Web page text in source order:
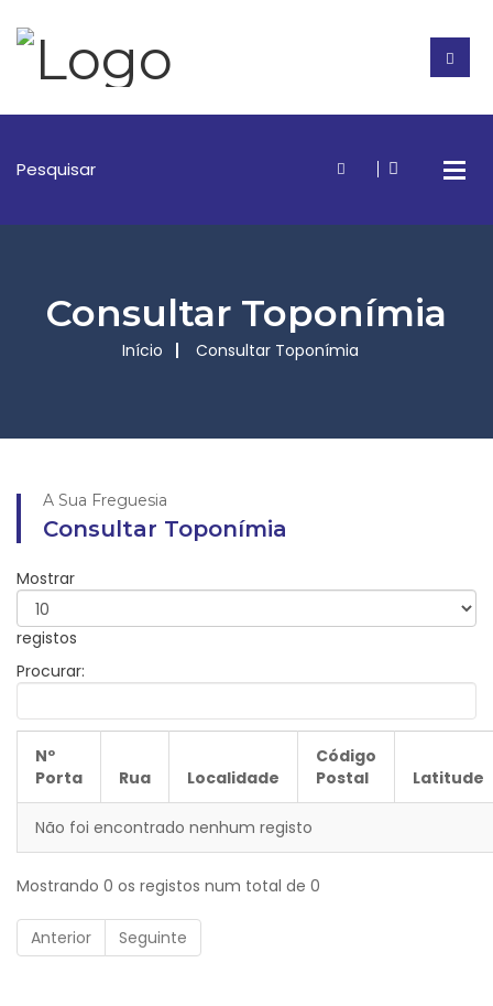
Consultar Toponímia
Início Consultar Toponímia
A Sua Freguesia
Consultar Toponímia
Mostrar
registos
Procurar:
Nº
Porta
Rua Localidade
Código
Postal
Latitude
Não foi encontrado nenhum registo
Mostrando 0 os registos num total de 0
Anterior Seguinte